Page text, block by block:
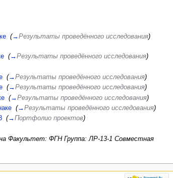
‎ (→Результаты проведённого исследования)
‎ (→Результаты проведённого исследования)
‎ (→Результаты проведённого исследования)
‎ (→Результаты проведённого исследования)
‎ (→Результаты проведённого исследования)
‎ (→Результаты проведённого исследования)
‎ (→Портфолио проектов)
Факультет: ФГН Группа: ЛР-13-1 Совместная